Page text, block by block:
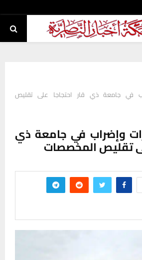
في جامعة ذي قار احتجاجا على تقليص
وإضراب في جامعة ذي
تقليص المخصصات